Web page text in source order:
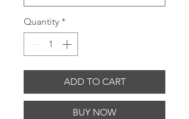
Quantity *
ADD TO CART
BUY NOW